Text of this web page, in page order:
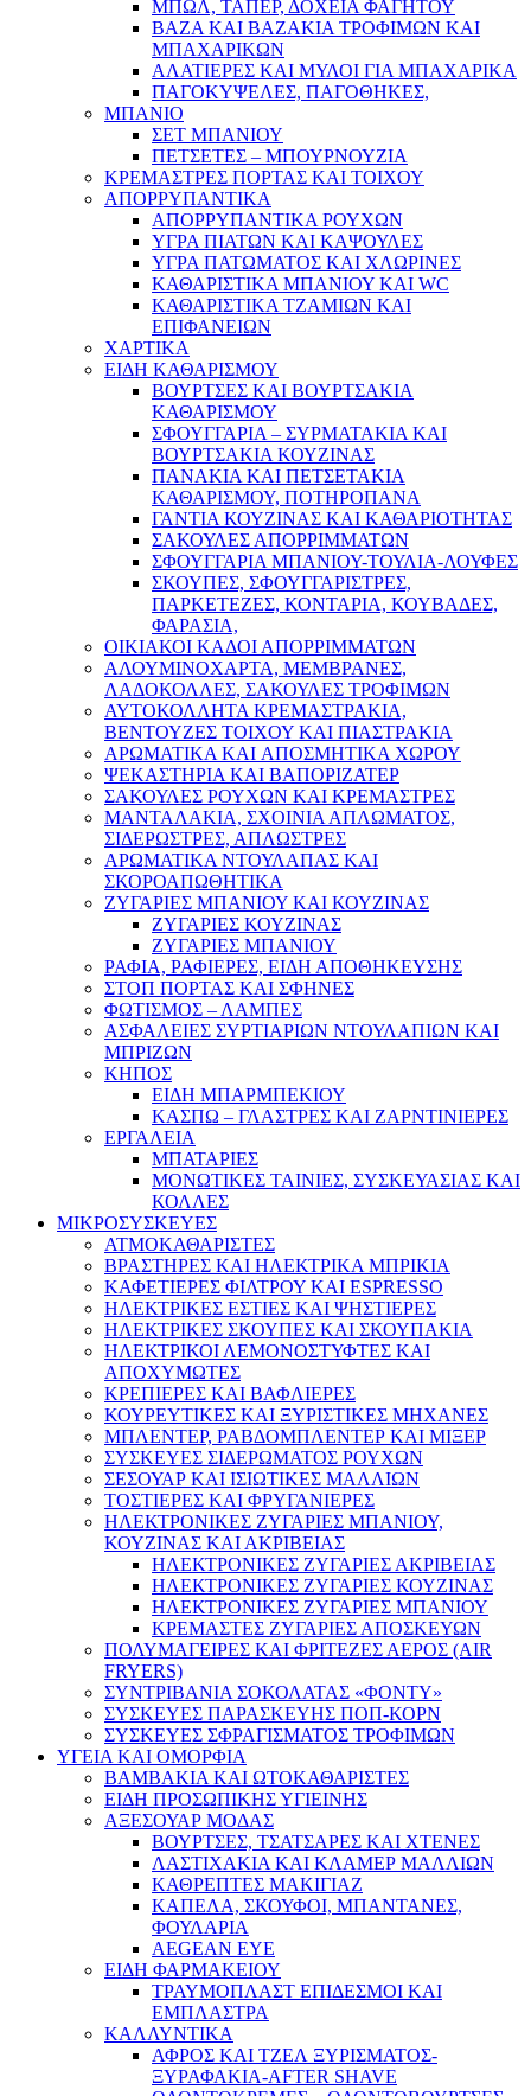
ΜΠΩΛ, ΤΑΠΕΡ, ΔΟΧΕΙΑ ΦΑΓΗΤΟΥ
ΒΑΖΑ ΚΑΙ ΒΑΖΑΚΙΑ ΤΡΟΦΙΜΩΝ ΚΑΙ
ΜΠΑΧΑΡΙΚΩΝ
ΑΛΑΤΙΕΡΕΣ ΚΑΙ ΜΥΛΟΙ ΓΙΑ ΜΠΑΧΑΡΙΚΑ
ΠΑΓΟΚΥΨΕΛΕΣ, ΠΑΓΟΘΗΚΕΣ,
ΜΠΑΝΙΟ
ΣΕΤ ΜΠΑΝΙΟΥ
ΠΕΤΣΕΤΕΣ – ΜΠΟΥΡΝΟΥΖΙΑ
ΚΡΕΜΑΣΤΡΕΣ ΠΟΡΤΑΣ ΚΑΙ ΤΟΙΧΟΥ
ΑΠΟΡΡΥΠΑΝΤΙΚΑ
ΑΠΟΡΡΥΠΑΝΤΙΚΑ ΡΟΥΧΩΝ
ΥΓΡΑ ΠΙΑΤΩΝ ΚΑΙ ΚΑΨΟΥΛΕΣ
ΥΓΡΑ ΠΑΤΩΜΑΤΟΣ ΚΑΙ ΧΛΩΡΙΝΕΣ
ΚΑΘΑΡΙΣΤΙΚΑ ΜΠΑΝΙΟΥ ΚΑΙ WC
ΚΑΘΑΡΙΣΤΙΚΑ ΤΖΑΜΙΩΝ ΚΑΙ
ΕΠΙΦΑΝΕΙΩΝ
ΧΑΡΤΙΚΑ
ΕΙΔΗ ΚΑΘΑΡΙΣΜΟΥ
ΒΟΥΡΤΣΕΣ ΚΑΙ ΒΟΥΡΤΣΑΚΙΑ
ΚΑΘΑΡΙΣΜΟΥ
ΣΦΟΥΓΓΑΡΙΑ – ΣΥΡΜΑΤΑΚΙΑ ΚΑΙ
ΒΟΥΡΤΣΑΚΙΑ ΚΟΥΖΙΝΑΣ
ΠΑΝΑΚΙΑ ΚΑΙ ΠΕΤΣΕΤΑΚΙΑ
ΚΑΘΑΡΙΣΜΟΥ, ΠΟΤΗΡΟΠΑΝΑ
ΓΑΝΤΙΑ ΚΟΥΖΙΝΑΣ ΚΑΙ ΚΑΘΑΡΙΟΤΗΤΑΣ
ΣΑΚΟΥΛΕΣ ΑΠΟΡΡΙΜΜΑΤΩΝ
ΣΦΟΥΓΓΑΡΙΑ ΜΠΑΝΙΟΥ-ΤΟΥΛΙΑ-ΛΟΥΦΕΣ
ΣΚΟΥΠΕΣ, ΣΦΟΥΓΓΑΡΙΣΤΡΕΣ,
ΠΑΡΚΕΤΕΖΕΣ, ΚΟΝΤΑΡΙΑ, ΚΟΥΒΑΔΕΣ,
ΦΑΡΑΣΙΑ,
ΟΙΚΙΑΚΟΙ ΚΑΔΟΙ ΑΠΟΡΡΙΜΜΑΤΩΝ
ΑΛΟΥΜΙΝΟΧΑΡΤΑ, ΜΕΜΒΡΑΝΕΣ,
ΛΑΔΟΚΟΛΛΕΣ, ΣΑΚΟΥΛΕΣ ΤΡΟΦΙΜΩΝ
ΑΥΤΟΚΟΛΛΗΤΑ ΚΡΕΜΑΣΤΡΑΚΙΑ,
ΒΕΝΤΟΥΖΕΣ ΤΟΙΧΟΥ ΚΑΙ ΠΙΑΣΤΡΑΚΙΑ
ΑΡΩΜΑΤΙΚΑ KAI ΑΠΟΣΜΗΤΙΚΑ ΧΩΡΟΥ
ΨΕΚΑΣΤΗΡΙΑ ΚΑΙ ΒΑΠΟΡΙΖΑΤΕΡ
ΣΑΚΟΥΛΕΣ ΡΟΥΧΩΝ ΚΑΙ ΚΡΕΜΑΣΤΡΕΣ
ΜΑΝΤΑΛΑΚΙΑ, ΣΧΟΙΝΙΑ ΑΠΛΩΜΑΤΟΣ,
ΣΙΔΕΡΩΣΤΡΕΣ, ΑΠΛΩΣΤΡΕΣ
ΑΡΩΜΑΤΙΚΑ ΝΤΟΥΛΑΠΑΣ ΚΑΙ
ΣΚΟΡΟΑΠΩΘΗΤΙΚΑ
ΖΥΓΑΡΙΕΣ ΜΠΑΝΙΟΥ ΚΑΙ ΚΟΥΖΙΝΑΣ
ΖΥΓΑΡΙΕΣ ΚΟΥΖΙΝΑΣ
ΖΥΓΑΡΙΕΣ ΜΠΑΝΙΟΥ
ΡΑΦΙΑ, ΡΑΦΙΕΡΕΣ, ΕΙΔΗ ΑΠΟΘΗΚΕΥΣΗΣ
ΣΤΟΠ ΠΟΡΤΑΣ ΚΑΙ ΣΦΗΝΕΣ
ΦΩΤΙΣΜΟΣ – ΛΑΜΠΕΣ
ΑΣΦΑΛΕΙΕΣ ΣΥΡΤΙΑΡΙΩΝ ΝΤΟΥΛΑΠΙΩΝ ΚΑΙ
ΜΠΡΙΖΩΝ
ΚΗΠΟΣ
ΕΙΔΗ ΜΠΑΡΜΠΕΚΙΟΥ
ΚΑΣΠΩ – ΓΛΑΣΤΡΕΣ ΚΑΙ ΖΑΡΝΤΙΝΙΕΡΕΣ
ΕΡΓΑΛΕΙΑ
ΜΠΑΤΑΡΙΕΣ
ΜΟΝΩΤΙΚΕΣ ΤΑΙΝΙΕΣ, ΣΥΣΚΕΥΑΣΙΑΣ ΚΑΙ
ΚΟΛΛΕΣ
ΜΙΚΡΟΣΥΣΚΕΥΕΣ
ΑΤΜΟΚΑΘΑΡΙΣΤΕΣ
ΒΡΑΣΤΗΡΕΣ ΚΑΙ ΗΛΕΚΤΡΙΚΑ ΜΠΡΙΚΙΑ
ΚΑΦΕΤΙΕΡΕΣ ΦΙΛΤΡΟΥ ΚΑΙ ESPRESSO
ΗΛΕΚΤΡΙΚΕΣ ΕΣΤΙΕΣ ΚΑΙ ΨΗΣΤΙΕΡΕΣ
ΗΛΕΚΤΡΙΚΕΣ ΣΚΟΥΠΕΣ ΚΑΙ ΣΚΟΥΠΑΚΙΑ
ΗΛΕΚΤΡΙΚΟΙ ΛΕΜΟΝΟΣΤΥΦΤΕΣ ΚΑΙ
ΑΠΟΧΥΜΩΤΕΣ
ΚΡΕΠΙΕΡΕΣ ΚΑΙ ΒΑΦΛΙΕΡΕΣ
ΚΟΥΡΕΥΤΙΚΕΣ ΚΑΙ ΞΥΡΙΣΤΙΚΕΣ ΜΗΧΑΝΕΣ
ΜΠΛΕΝΤΕΡ, ΡΑΒΔΟΜΠΛΕΝΤΕΡ ΚΑΙ ΜΙΞΕΡ
ΣΥΣΚΕΥΕΣ ΣΙΔΕΡΩΜΑΤΟΣ ΡΟΥΧΩΝ
ΣΕΣΟΥΑΡ ΚΑΙ ΙΣΙΩΤΙΚΕΣ ΜΑΛΛΙΩΝ
ΤΟΣΤΙΕΡΕΣ ΚΑΙ ΦΡΥΓΑΝΙΕΡΕΣ
ΗΛΕΚΤΡΟΝΙΚΕΣ ΖΥΓΑΡΙΕΣ ΜΠΑΝΙΟΥ,
ΚΟΥΖΙΝΑΣ ΚΑΙ ΑΚΡΙΒΕΙΑΣ
ΗΛΕΚΤΡΟΝΙΚΕΣ ΖΥΓΑΡΙΕΣ ΑΚΡΙΒΕΙΑΣ
ΗΛΕΚΤΡΟΝΙΚΕΣ ΖΥΓΑΡΙΕΣ ΚΟΥΖΙΝΑΣ
ΗΛΕΚΤΡΟΝΙΚΕΣ ΖΥΓΑΡΙΕΣ ΜΠΑΝΙΟΥ
ΚΡΕΜΑΣΤΕΣ ΖΥΓΑΡΙΕΣ ΑΠΟΣΚΕΥΩΝ
ΠΟΛΥΜΑΓΕΙΡΕΣ ΚΑΙ ΦΡΙΤΕΖΕΣ ΑΕΡΟΣ (AIR
FRYERS)
ΣΥΝΤΡΙΒΑΝΙΑ ΣΟΚΟΛΑΤΑΣ «ΦΟΝΤΥ»
ΣΥΣΚΕΥΕΣ ΠΑΡΑΣΚΕΥΗΣ ΠΟΠ-ΚΟΡΝ
ΣΥΣΚΕΥΕΣ ΣΦΡΑΓΙΣΜΑΤΟΣ ΤΡΟΦΙΜΩΝ
ΥΓΕΙΑ ΚΑΙ ΟΜΟΡΦΙΑ
ΒΑΜΒΑΚΙΑ ΚΑΙ ΩΤΟΚΑΘΑΡΙΣΤΕΣ
ΕΙΔΗ ΠΡΟΣΩΠΙΚΗΣ ΥΓΙΕΙΝΗΣ
ΑΞΕΣΟΥΑΡ ΜΟΔΑΣ
ΒΟΥΡΤΣΕΣ, ΤΣΑΤΣΑΡΕΣ ΚΑΙ ΧΤΕΝΕΣ
ΛΑΣΤΙΧΑΚΙΑ ΚΑΙ ΚΛΑΜΕΡ ΜΑΛΛΙΩΝ
ΚΑΘΡΕΠΤΕΣ ΜΑΚΙΓΙΑΖ
ΚΑΠΕΛΑ, ΣΚΟΥΦΟΙ, ΜΠΑΝΤΑΝΕΣ,
ΦΟΥΛΑΡΙΑ
AEGEAN EYE
ΕΙΔΗ ΦΑΡΜΑΚΕΙΟΥ
ΤΡΑΥΜΟΠΛΑΣΤ ΕΠΙΔΕΣΜΟΙ ΚΑΙ
ΕΜΠΛΑΣΤΡΑ
ΚΑΛΛΥΝΤΙΚΑ
ΑΦΡΟΣ ΚΑΙ ΤΖΕΛ ΞΥΡΙΣΜΑΤΟΣ-
ΞΥΡΑΦΑΚΙΑ-AFTER SHAVE